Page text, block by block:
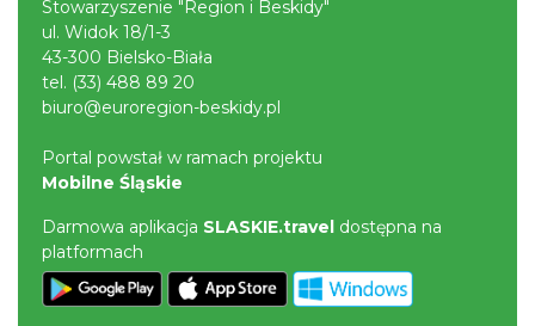
Stowarzyszenie "Region i Beskidy"
ul. Widok 18/1-3
43-300 Bielsko-Biała
tel. (33) 488 89 20
biuro@euroregion-beskidy.pl
Portal powstał w ramach projektu
Mobilne Śląskie
Darmowa aplikacja SLASKIE.travel dostępna na
platformach